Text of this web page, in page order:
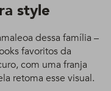
style
dessa família –
favoritos da
com uma franja
retoma esse visual.